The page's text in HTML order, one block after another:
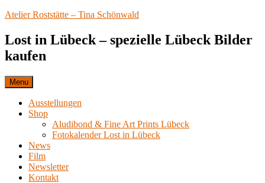
Skip
content
Atelier Roststätte – Tina Schönwald
Lost in Lübeck – spezielle Lübeck Bilder
kaufen
Menu
Ausstellungen
Shop
Aludibond & Fine Art Prints Lübeck
Fotokalender Lost in Lübeck
News
Film
Newsletter
Kontakt